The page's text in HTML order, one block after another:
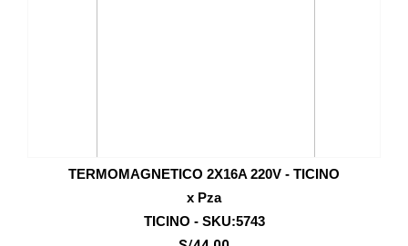
TERMOMAGNETICO 2X16A 220V - TICINO
x Pza
TICINO - SKU:5743